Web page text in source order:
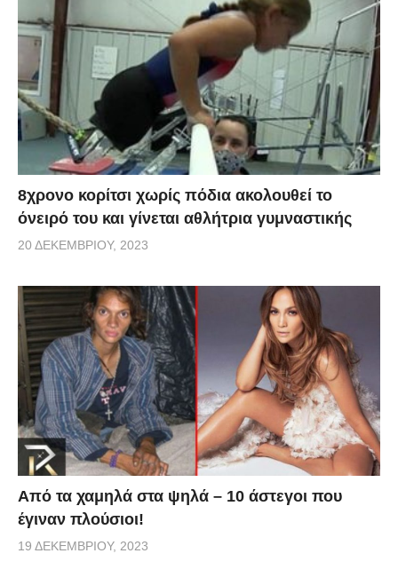
8χρονο κορίτσι χωρίς πόδια ακολουθεί το
όνειρό του και γίνεται αθλήτρια γυμναστικής
20 ΔΕΚΕΜΒΡΊΟΥ, 2023
Από τα χαμηλά στα ψηλά – 10 άστεγοι που
έγιναν πλούσιοι!
19 ΔΕΚΕΜΒΡΊΟΥ, 2023